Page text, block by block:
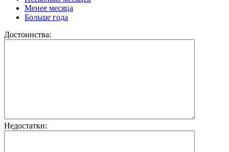
Менее месяца
Больше года
Достоинства:
Недостатки: